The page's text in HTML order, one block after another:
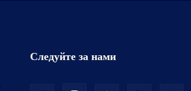
Следуйте за нами